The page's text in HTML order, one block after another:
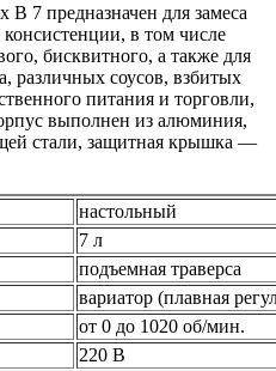
7 предназначен для замеса
в том числе
бисквитного, а также для
различных соусов, взбитых
питания и торговли,
выполнен из алюминия,
стали, защитная крышка —
настольный
7 л
подъемная траверса
вариатор (плавная
от 0 до 1020 об/мин.
220 В